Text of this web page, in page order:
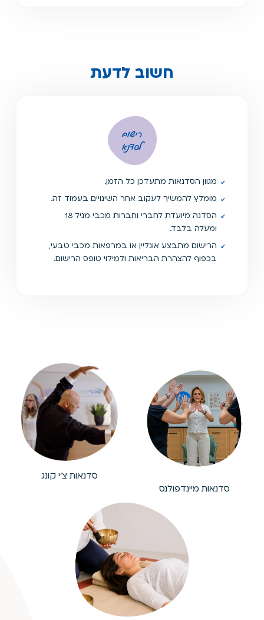
חשוב לדעת
רישום
לסדנא
מגוון הסדנאות מתעדכן כל הזמן.
מומלץ להמשיך לעקוב אחר השינויים בעמוד זה.
הסדנה מיועדת לחברי וחברות מכבי מגיל 18
ומעלה בלבד.
הרישום מתבצע אונליין או במרפאות מכבי טבעי,
בכפוף להצהרת הבריאות ולמילוי טופס הרישום.
סדנאות מיינדפולנס
סדנאות צ'י קונג